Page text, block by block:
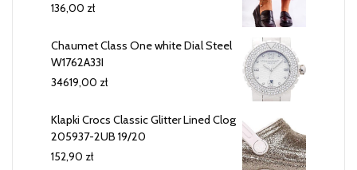
136,00 zł
Chaumet Class One white Dial Steel
W1762A33I
34619,00 zł
Klapki Crocs Classic Glitter Lined Clog
205937-2UB 19/20
152,90 zł